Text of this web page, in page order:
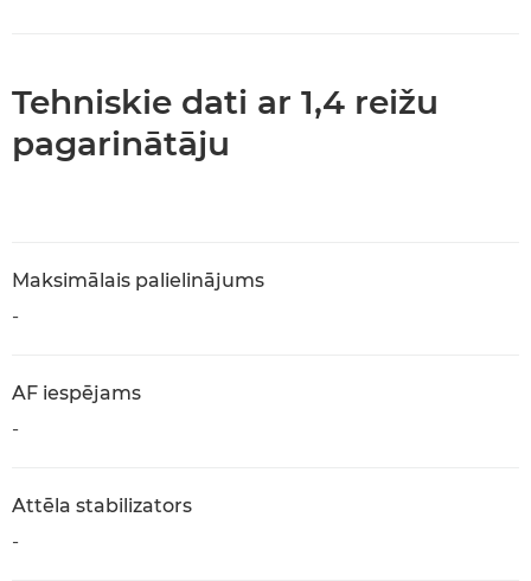
Tehniskie dati ar 1,4 reižu
pagarinātāju
Maksimālais palielinājums
-
AF iespējams
-
Attēla stabilizators
-